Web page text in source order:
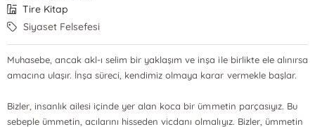
Tire Kitap
Siyaset Felsefesi
Muhasebe, ancak akl-ı selim bir yaklaşım ve inşa ile birlikte ele alınırsa
amacına ulaşır. İnşa süreci, kendimiz olmaya karar vermekle başlar.
Bizler, insanlık ailesi içinde yer alan koca bir ümmetin parçasıyız. Bu
sebeple ümmetin, acılarını hisseden vicdanı olmalıyız. Bizler, ümmetin